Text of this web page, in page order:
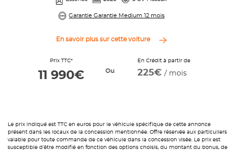
Garantie Garantie Medium 12 mois
En savoir plus sur cette voiture
Prix TTC*
11 990€ Ou
En Crédit à partir de
225€ / mois
Le prix indiqué est TTC en euros pour le véhicule spécifique de cette annonce
présent dans les locaux de la concession mentionnée. Offre réservée aux particuliers
valable pour toute commande de ce véhicule dans la concession visée. Le prix est
susceptible d’être modifié en fonction des options choisis, du montant du bonus, de